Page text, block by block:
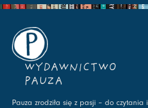
WYDAWNICTWO
PAUZA
Pauza zrodziła się z pasji – do czytania i